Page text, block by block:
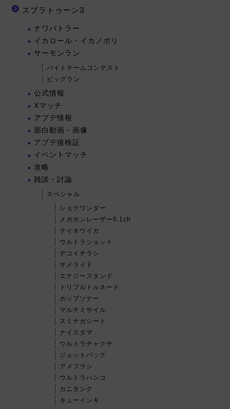
スプラトゥーン3
ナワバトラー
イカロール・イカノボリ
サーモンラン
バイトチームコンテスト
ビッグラン
公式情報
Xマッチ
アプデ情報
面白動画・画像
アプデ後検証
イベントマッチ
攻略
雑談・討論
スペシャル
ショクワンダー
メガホンレーザー5.1ch
テイオウイカ
ウルトラショット
デコイチラシ
サメライド
エナジースタンド
トリプルトルネード
ホップソナー
マルチミサイル
スミナガシート
ナイスダマ
ウルトラチャクチ
ジェットパック
アメフラシ
ウルトラハンコ
カニタンク
キューインキ